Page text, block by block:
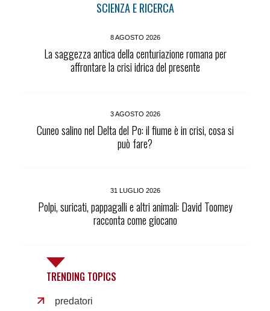
SCIENZA E RICERCA
8 AGOSTO 2026
La saggezza antica della centuriazione romana per
affrontare la crisi idrica del presente
3 AGOSTO 2026
Cuneo salino nel Delta del Po: il fiume è in crisi, cosa si
può fare?
31 LUGLIO 2026
Polpi, suricati, pappagalli e altri animali: David Toomey
racconta come giocano
TRENDING TOPICS
predatori